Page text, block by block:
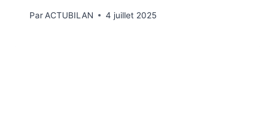
ParACTUBILAN 4 juillet 2025